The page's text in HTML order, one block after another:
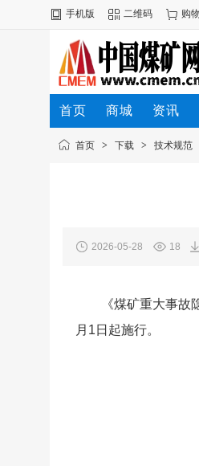
手机版 二维码 购
首页 商城 资讯
首页 > 下载 > 技术规范
2026-05-28 18
《煤矿重大事
月1日起施行。